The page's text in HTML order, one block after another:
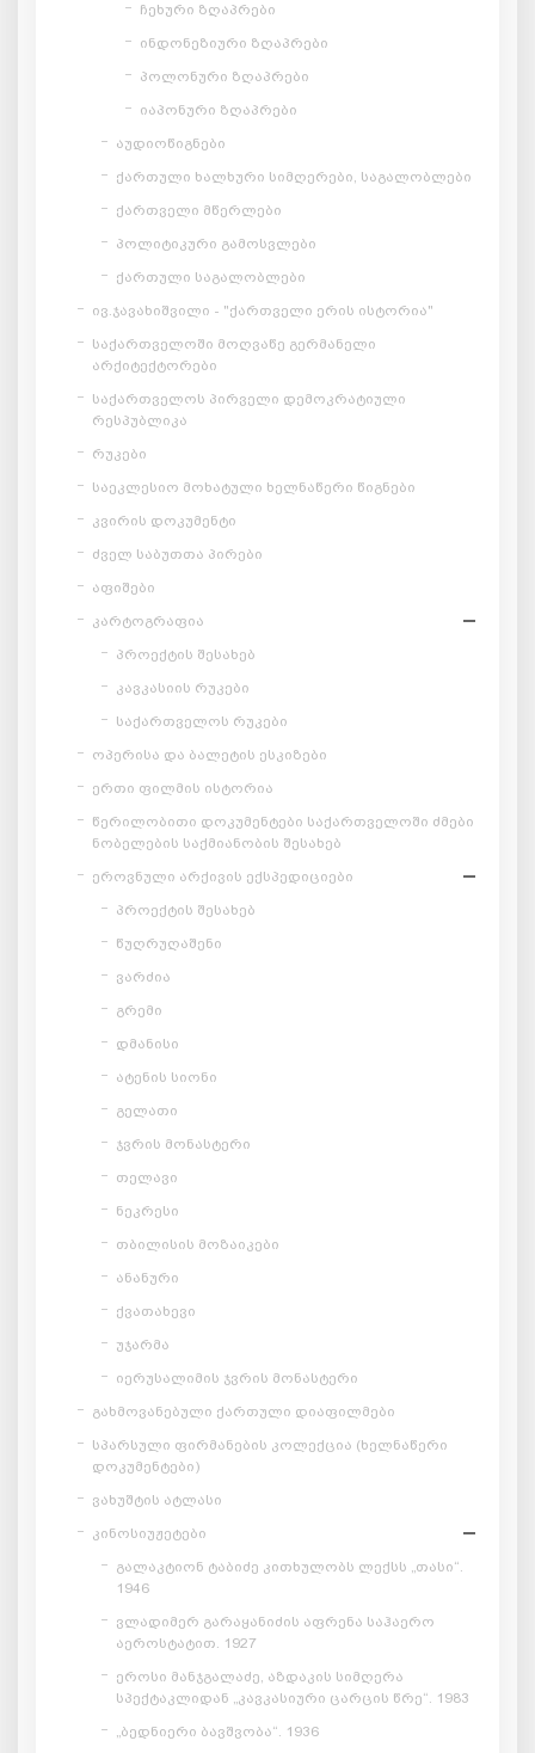
ჩეხური ზღაპრები
ინდონეზიური ზღაპრები
პოლონური ზღაპრები
იაპონური ზღაპრები
აუდიოწიგნები
ქართული ხალხური სიმღერები, საგალობლები
ქართველი მწერლები
პოლიტიკური გამოსვლები
ქართული საგალობლები
ივ.ჯავახიშვილი - "ქართველი ერის ისტორია"
საქართველოში მოღვაწე გერმანელი
არქიტექტორები
საქართველოს პირველი დემოკრატიული
რესპუბლიკა
რუკები
საეკლესიო მოხატული ხელნაწერი წიგნები
კვირის დოკუმენტი
ძველ საბუთთა პირები
აფიშები
კარტოგრაფია
პროექტის შესახებ
კავკასიის რუკები
საქართველოს რუკები
ოპერისა და ბალეტის ესკიზები
ერთი ფილმის ისტორია
წერილობითი დოკუმენტები საქართველოში ძმები
ნობელების საქმიანობის შესახებ
ეროვნული არქივის ექსპედიციები
პროექტის შესახებ
წუღრუღაშენი
ვარძია
გრემი
დმანისი
ატენის სიონი
გელათი
ჯვრის მონასტერი
თელავი
ნეკრესი
თბილისის მოზაიკები
ანანური
ქვათახევი
უჯარმა
იერუსალიმის ჯვრის მონასტერი
გახმოვანებული ქართული დიაფილმები
სპარსული ფირმანების კოლექცია (ხელნაწერი
დოკუმენტები)
ვახუშტის ატლასი
კინოსიუჟეტები
გალაკტიონ ტაბიძე კითხულობს ლექსს „თასი“.
1946
ვლადიმერ გარაყანიძის აფრენა საჰაერო
აეროსტატით. 1927
ეროსი მანჯგალაძე, აზდაკის სიმღერა
სპექტაკლიდან „კავკასიური ცარცის წრე“. 1983
„ბედნიერი ბავშვობა“. 1936